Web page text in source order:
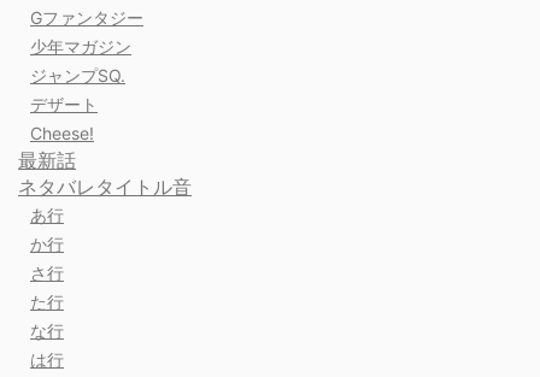
Gファンタジー
少年マガジン
ジャンプSQ.
デザート
Cheese!
最新話
ネタバレタイトル音
あ行
か行
さ行
た行
な行
は行